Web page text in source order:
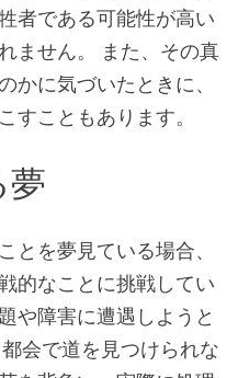
者である可能性が高い
ません。 また、その真
かに気づいたときに、
すこともあります。
夢
とを夢見ている場合、
的なことに挑戦してい
や障害に遭遇しようと
会で道を見つけられな